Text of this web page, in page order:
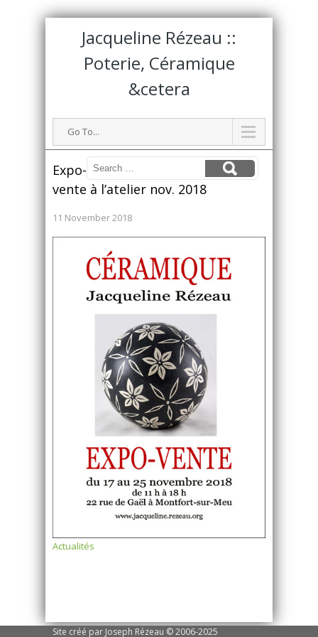
Jacqueline Rézeau ::
Poterie, Céramique
&cetera
Go To...
Expo-
vente à l’atelier nov. 2018
11 November 2018
Actualités
Site créé par Joseph Rézeau © 2006-2025